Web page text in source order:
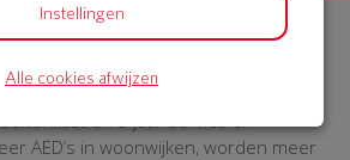
je in 30 dagen met je buurt geld op
én 5 jaar service en
AED’s in woonwijken, worden meer
Instellingen
Alle cookies afwijzen